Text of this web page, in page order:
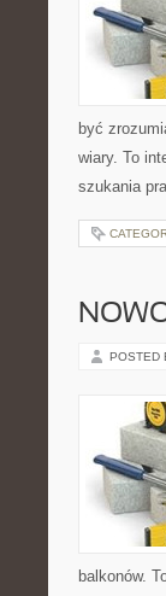
być
wiary. To
szukania
POSTED
balkonów.